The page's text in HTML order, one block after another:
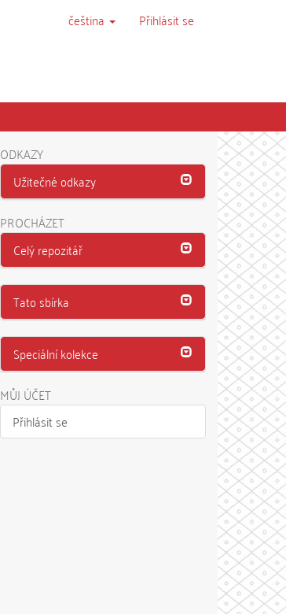
čeština Přihlásit se
ODKAZY
Užitečné odkazy
PROCHÁZET
Celý repozitář
Tato sbírka
Speciální kolekce
MŮJ ÚČET
Přihlásit se